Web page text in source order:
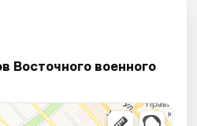
Восточного военного